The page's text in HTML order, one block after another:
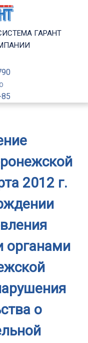
ГАРАНТ
2012 г.
органами
о